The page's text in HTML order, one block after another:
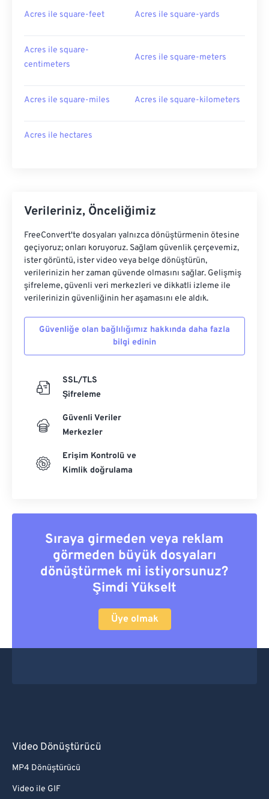
Acres ile square-feet Acres ile square-yards
Acres ile square-
centimeters
Acres ile square-meters
Acres ile square-miles Acres ile square-kilometers
Acres ile hectares
Verileriniz, Önceliğimiz
FreeConvert'te dosyaları yalnızca dönüştürmenin ötesine
geçiyoruz; onları koruyoruz. Sağlam güvenlik çerçevemiz,
ister görüntü, ister video veya belge dönüştürün,
verilerinizin her zaman güvende olmasını sağlar. Gelişmiş
şifreleme, güvenli veri merkezleri ve dikkatli izleme ile
verilerinizin güvenliğinin her aşamasını ele aldık.
Güvenliğe olan bağlılığımız hakkında daha fazla
bilgi edinin
SSL/TLS
Şifreleme
Güvenli Veriler
Merkezler
Erişim Kontrolü ve
Kimlik doğrulama
Sıraya girmeden veya reklam
görmeden büyük dosyaları
dönüştürmek mi istiyorsunuz?
Şimdi Yükselt
Üye olmak
Video Dönüştürücü
MP4 Dönüştürücü
Video ile GIF